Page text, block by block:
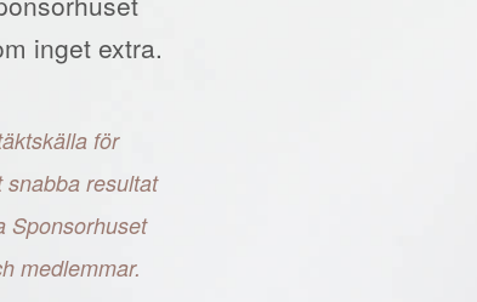
inget extra.
för
snabba resultat
Sponsorhuset
medlemmar.